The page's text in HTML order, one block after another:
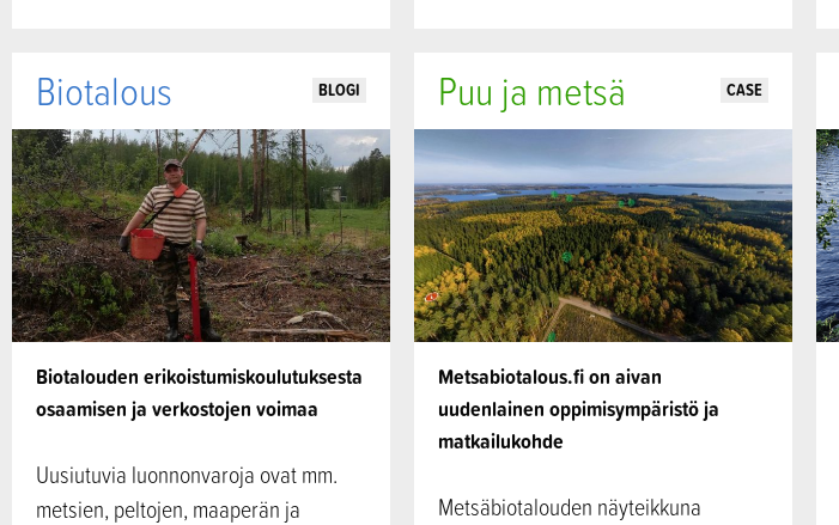
Biotalouden erikoistumiskoulutuksesta
osaamisen ja verkostojen voimaa
Biotalous BLOGI
Uusiutuvia luonnonvaroja ovat mm.
metsien, peltojen, maaperän ja
Metsabiotalous.fi on aivan
uudenlainen oppimisympäristö ja
matkailukohde
Puu ja metsä CASE
Metsäbiotalouden näyteikkuna